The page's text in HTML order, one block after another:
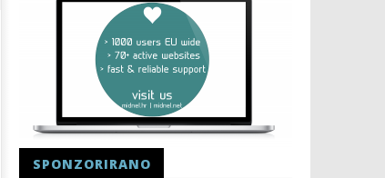
SPONZORIRANO